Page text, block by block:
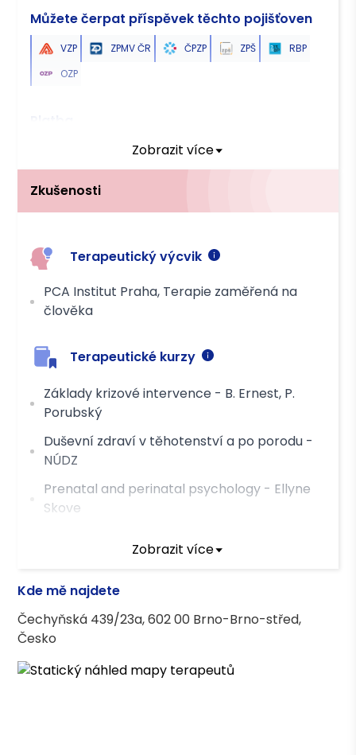
Můžete čerpat příspěvek těchto pojišťoven
VZP ZPMV ČR ČPZP ZPŠ
RBP
OZP
Zobrazit více
Zkušenosti
Terapeutický výcvik
PCA Institut Praha, Terapie zaměřená na
člověka
Terapeutické kurzy
Základy krizové intervence - B. Ernest, P.
Porubský
Duševní zdraví v těhotenství a po porodu -
NÚDZ
Prenatal and perinatal psychology - Ellyne
Skove
Kurz základů pro psychoterapeutickou práci
s genderově, sexuálně a vztahově
rozmanitou klientelou
Asociace terapeutů
Zobrazit více
Kde mě najdete
Čechyňská 439/23a, 602 00 Brno-Brno-střed,
Česko